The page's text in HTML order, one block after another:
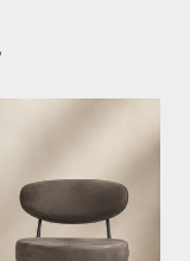
€39,95 €